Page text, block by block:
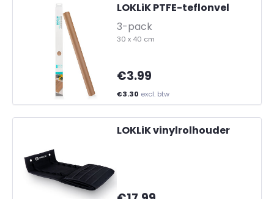
LOKLiK PTFE-teflonvel
3-pack
30 x 40 cm
€3.99
€3.30 excl. btw
LOKLiK vinylrolhouder